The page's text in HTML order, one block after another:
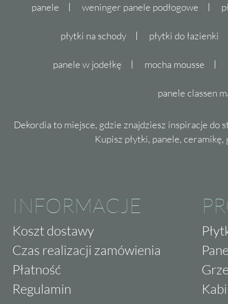
panele weninger panele podłogowe
płytki na schody płytki do łazienki
panele w jodełkę mocha mousse
panele classen
Dekordia to miejsce, gdzie znajdziesz inspiracje do
Kupisz płytki, panele,
INFORMACJE
Koszt dostawy
Czas realizacji zamówienia
Płatność
Regulamin